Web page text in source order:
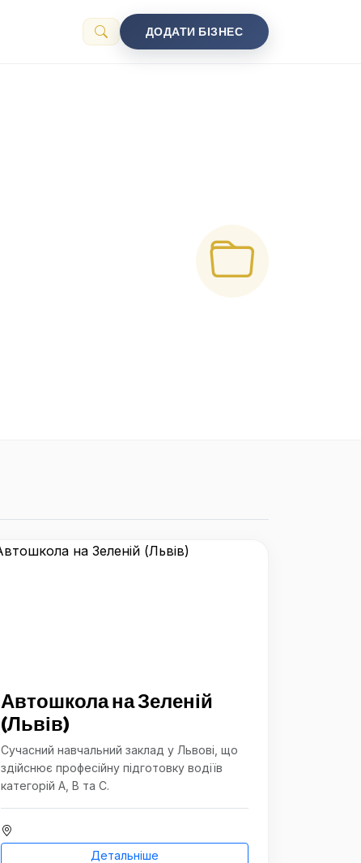
ДОДАТИ БІЗНЕС
Автошкола на Зеленій
(Львів)
Сучасний навчальний заклад у Львові, що
здійснює професійну підготовку водіїв
категорій A, B та C.
Детальніше